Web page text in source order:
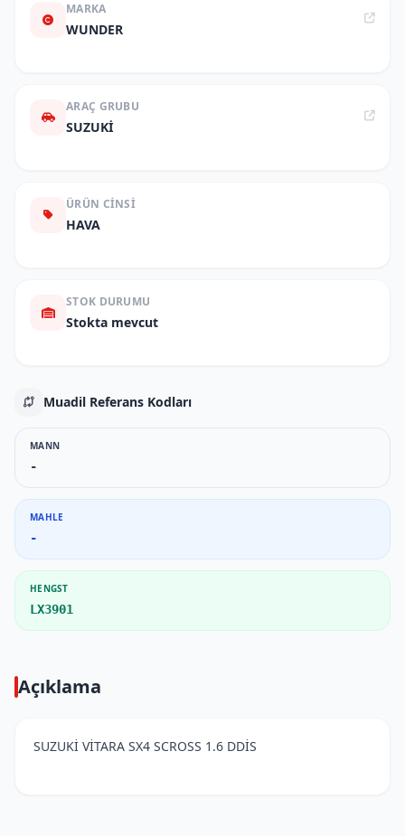
MARKA
WUNDER
ARAÇ GRUBU
SUZUKİ
ÜRÜN CINSI
HAVA
STOK DURUMU
Stokta mevcut
Muadil Referans Kodları
MANN
-
MAHLE
-
HENGST
LX3901
Açıklama
SUZUKİ VİTARA SX4 SCROSS 1.6 DDİS